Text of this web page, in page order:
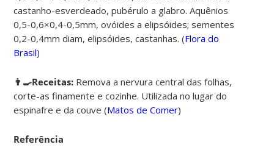
castanho-esverdeado, pubérulo a glabro. Aquênios
0,5-0,6×0,4-0,5mm, ovóides a elipsóides; sementes
0,2-0,4mm diam, elipsóides, castanhas. (Flora do
Brasil)
👨‍🍳Receitas: Remova a nervura central das folhas,
corte-as finamente e cozinhe. Utilizada no lugar do
espinafre e da couve (Matos de Comer)
Referência